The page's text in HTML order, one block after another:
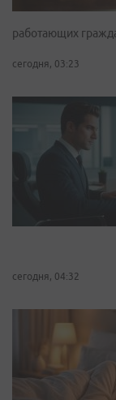
работающих
сегодня, 03:23
сегодня, 04:32